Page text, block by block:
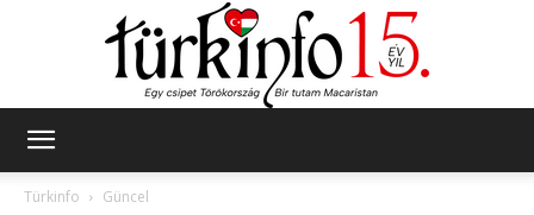
Türkinfo
Güncel